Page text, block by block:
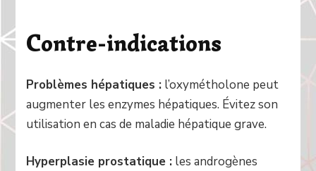
Contre-indications
Problèmes hépatiques : l’oxymétholone peut
augmenter les enzymes hépatiques. Évitez son
utilisation en cas de maladie hépatique grave.
Hyperplasie prostatique : les androgènes